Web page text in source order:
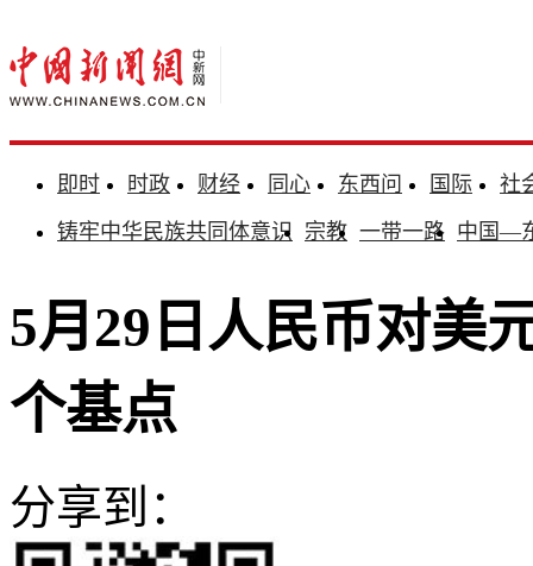
即时 时政 财经 同心 东西问 国际
社
铸牢中华民族共同体意识 宗教 一带一路 中国—
5月29日人民币对美
个基点
分享到：